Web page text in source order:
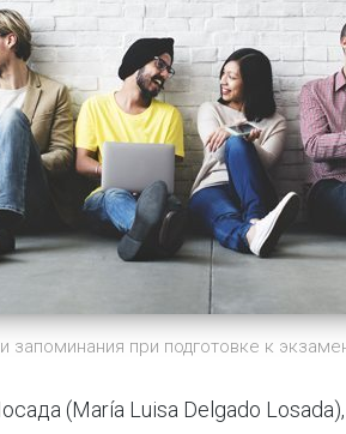
запоминания при подготовке к
(María Luisa Delgado